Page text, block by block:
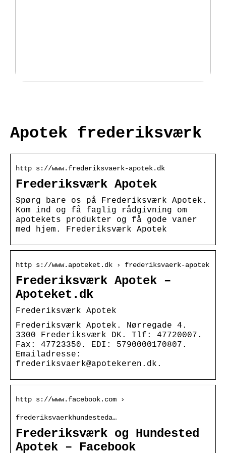
Apotek frederiksværk
http s://www.frederiksvaerk-apotek.dk
Frederiksværk Apotek
Spørg bare os på Frederiksværk Apotek.
Kom ind og få faglig rådgivning om
apotekets produkter og få gode vaner
med hjem. Frederiksværk Apotek
http s://www.apoteket.dk › frederiksvaerk-apotek
Frederiksværk Apotek –
Apoteket.dk
Frederiksværk Apotek
Frederiksværk Apotek. Nørregade 4.
3300 Frederiksværk DK. Tlf: 47720007.
Fax: 47723350. EDI: 5790000170807.
Emailadresse:
frederiksvaerk@apotekeren.dk.
http s://www.facebook.com ›
frederiksvaerkhundesteda…
Frederiksværk og Hundested
Apotek – Facebook